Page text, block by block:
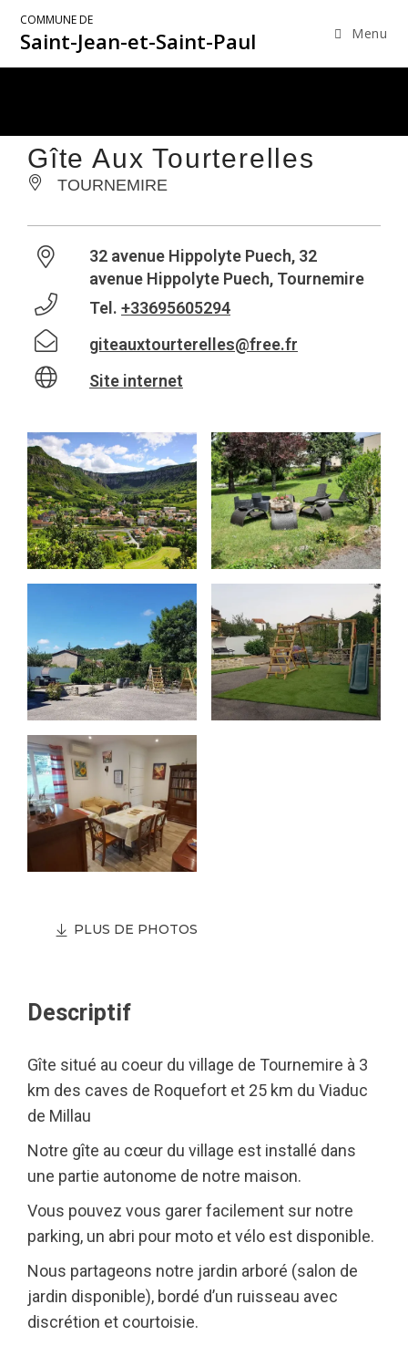
COMMUNE DE
Saint-Jean-et-Saint-Paul Menu
Gîte Aux Tourterelles
TOURNEMIRE
32 avenue Hippolyte Puech, 32
avenue Hippolyte Puech, Tournemire
Tel. +33695605294
giteauxtourterelles@free.fr
Site internet
PLUS DE PHOTOS
Descriptif
Gîte situé au coeur du village de Tournemire à 3
km des caves de Roquefort et 25 km du Viaduc
de Millau
Notre gîte au cœur du village est installé dans
une partie autonome de notre maison.
Vous pouvez vous garer facilement sur notre
parking, un abri pour moto et vélo est disponible.
Nous partageons notre jardin arboré (salon de
jardin disponible), bordé d’un ruisseau avec
discrétion et courtoisie.